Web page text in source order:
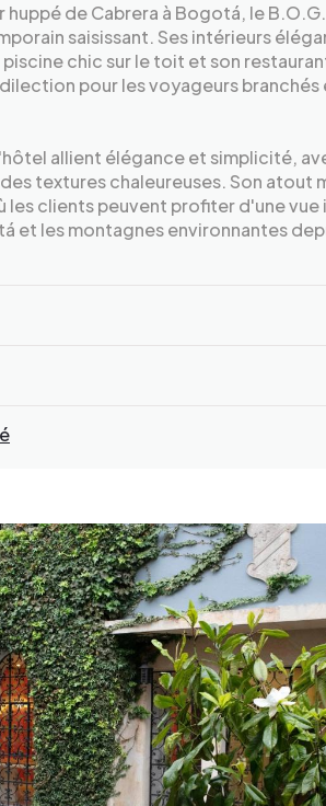
huppé de Cabrera à Bogotá, le
saisissant. Ses intérieurs
piscine chic sur le toit et son
pour les voyageurs branchés
allient élégance et simplicité,
textures chaleureuses. Son atout
les clients peuvent profiter d'une vue
et les montagnes environnantes